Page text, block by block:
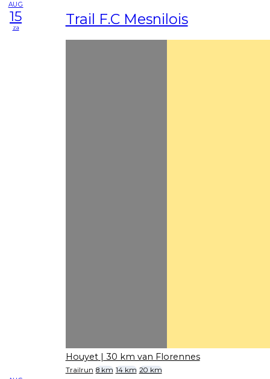
AUG
15
za Trail F.C Mesnilois
Houyet | 30 km van Florennes
Trailrun 8 km 14 km 20 km